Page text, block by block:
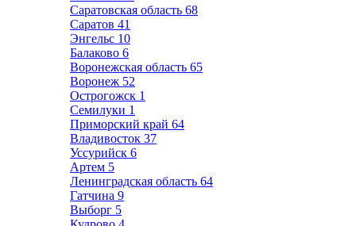
Саратовская область 68
Саратов 41
Энгельс 10
Балаково 6
Воронежская область 65
Воронеж 52
Острогожск 1
Семилуки 1
Приморский край 64
Владивосток 37
Уссурийск 6
Артем 5
Ленинградская область 64
Гатчина 9
Выборг 5